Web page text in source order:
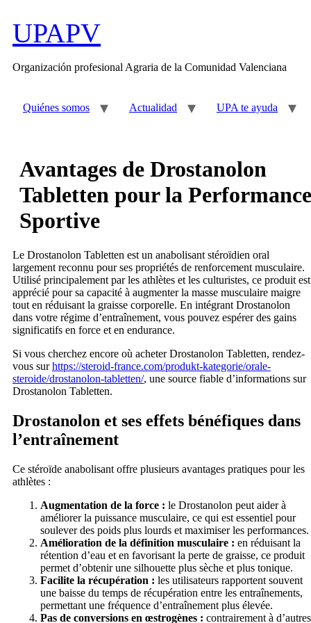
contenido
UPAPV
Organización profesional Agraria de la Comunidad Valenciana
Quiénes somos Actualidad UPA te ayuda
Avantages de Drostanolon
Tabletten pour la Performance
Sportive
Le Drostanolon Tabletten est un anabolisant stéroïdien oral
largement reconnu pour ses propriétés de renforcement musculaire.
Utilisé principalement par les athlètes et les culturistes, ce produit est
apprécié pour sa capacité à augmenter la masse musculaire maigre
tout en réduisant la graisse corporelle. En intégrant Drostanolon
dans votre régime d’entraînement, vous pouvez espérer des gains
significatifs en force et en endurance.
Si vous cherchez encore où acheter Drostanolon Tabletten, rendez-
vous surhttps://steroid-france.com/produkt-kategorie/orale-
steroide/drostanolon-tabletten/, une source fiable d’informations sur
Drostanolon Tabletten.
Drostanolon et ses effets bénéfiques dans
l’entraînement
Ce stéroïde anabolisant offre plusieurs avantages pratiques pour les
athlètes :
Augmentation de la force : le Drostanolon peut aider à
améliorer la puissance musculaire, ce qui est essentiel pour
soulever des poids plus lourds et maximiser les performances.
Amélioration de la définition musculaire : en réduisant la
rétention d’eau et en favorisant la perte de graisse, ce produit
permet d’obtenir une silhouette plus sèche et plus tonique.
Facilite la récupération : les utilisateurs rapportent souvent
une baisse du temps de récupération entre les entraînements,
permettant une fréquence d’entraînement plus élevée.
Pas de conversions en œstrogènes : contrairement à d’autres